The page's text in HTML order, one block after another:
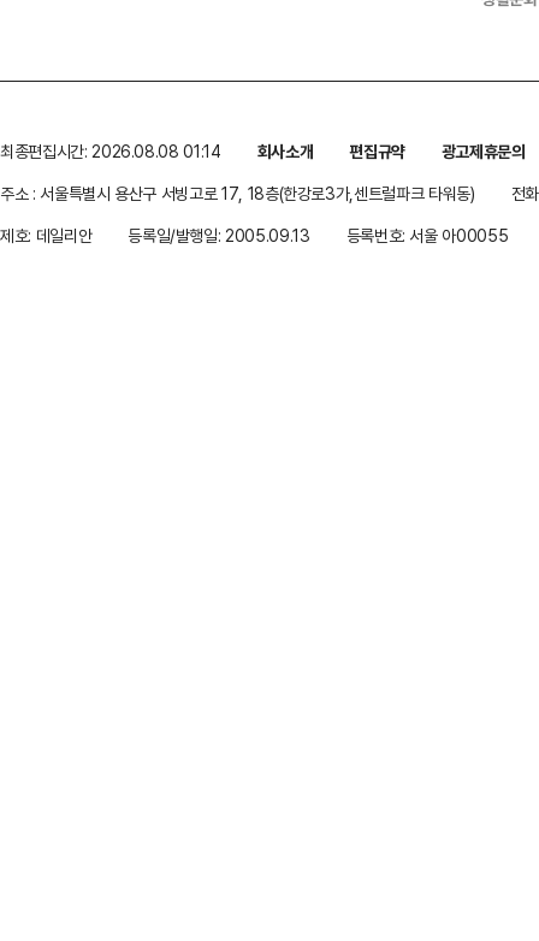
최종편집시간: 2026.08.08 01:14 회사소개 편집규약
광고제휴문의
주소 : 서울특별시 용산구 서빙고로 17, 18층(한강로3가,센트럴파크 타워동)
전
제호: 데일리안
등록일/발행일: 2005.09.13 등록번호: 서울 아00055